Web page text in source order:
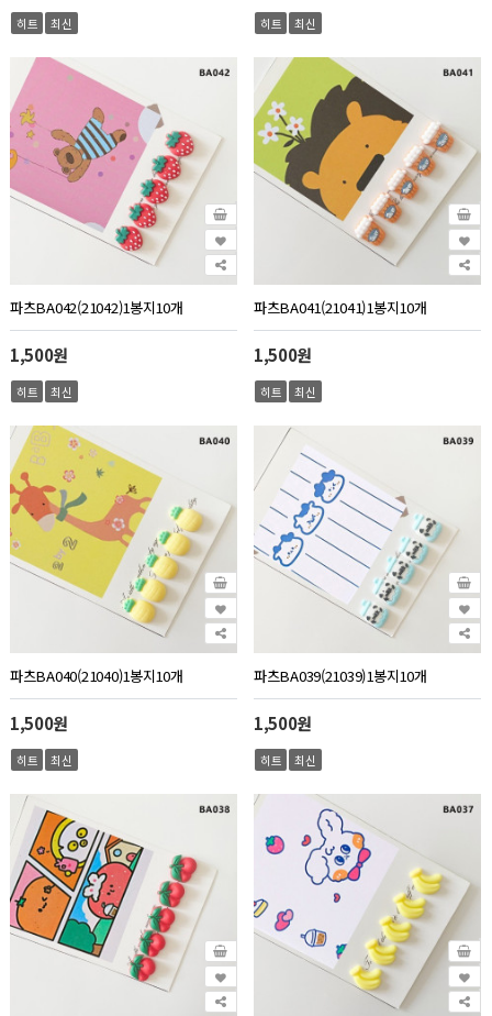
히트 최신 히트 최신
파츠BA042(21042)1봉지10개
1,500원
히트 최신
파츠BA041(21041)1봉지10개
1,500원
히트 최신
파츠BA040(21040)1봉지10개
1,500원
히트 최신
파츠BA039(21039)1봉지10개
1,500원
히트 최신